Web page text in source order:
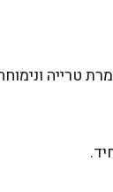
ונימוחה עד 4-5